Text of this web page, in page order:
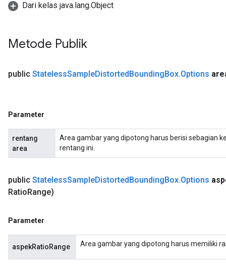
Dari kelas java.lang.Object
Metode Publik
public StatelessSampleDistortedBoundingBox.Options
Parameter
rentang
area
Area gambar yang dipotong harus berisi sebagian
rentang ini.
public StatelessSampleDistortedBoundingBox.Options
RatioRange)
Parameter
aspekRatioRange Area gambar yang dipotong harus memiliki